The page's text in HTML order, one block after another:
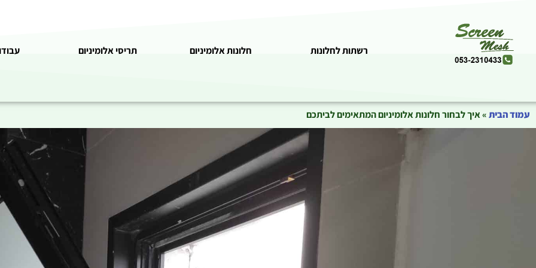
רשתות לחלונות חלונות אלומיניום תריסי אלומיניום
עמוד הבית»איך לבחור חלונות אלומיניום המתאימים לביתכם